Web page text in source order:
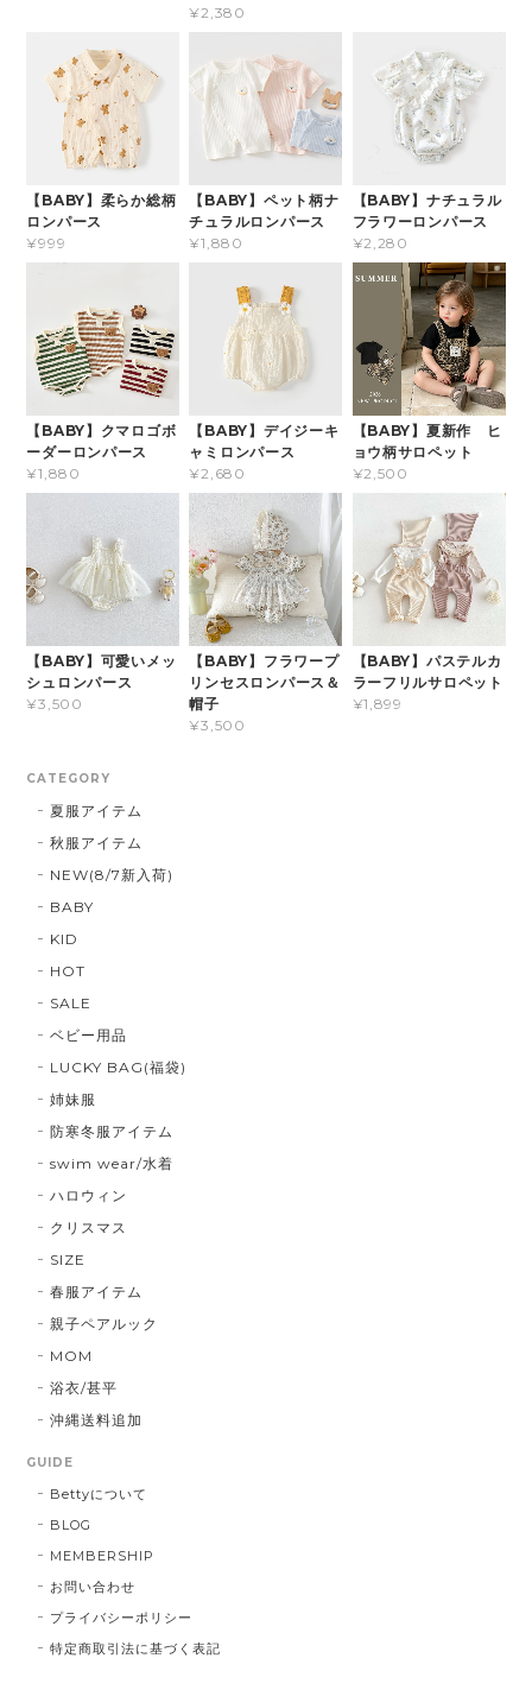
¥2,380
【BABY】柔らか総柄
ロンパース
¥999
【BABY】ペット柄ナ
チュラルロンパース
¥1,880
【BABY】ナチュラル
フラワーロンパース
¥2,280
【BABY】クマロゴボ
ーダーロンパース
¥1,880
【BABY】デイジーキ
ャミロンパース
¥2,680
【BABY】夏新作 ヒ
ョウ柄サロペット
¥2,500
【BABY】可愛いメッ
シュロンパース
¥3,500
【BABY】フラワープ
リンセスロンパース＆
帽子
¥3,500
【BABY】パステルカ
ラーフリルサロペット
¥1,899
CATEGORY
夏服アイテム
秋服アイテム
NEW(8/7新入荷)
BABY
KID
HOT
SALE
ベビー用品
LUCKY BAG(福袋)
姉妹服
防寒冬服アイテム
swim wear/水着
ハロウィン
クリスマス
SIZE
春服アイテム
親子ペアルック
MOM
浴衣/甚平
沖縄送料追加
GUIDE
Bettyについて
BLOG
MEMBERSHIP
お問い合わせ
プライバシーポリシー
特定商取引法に基づく表記